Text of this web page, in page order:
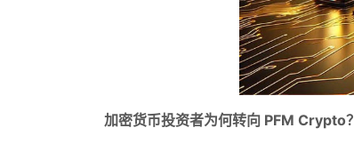
加密货币投资者为何转向 PFM Crypto？